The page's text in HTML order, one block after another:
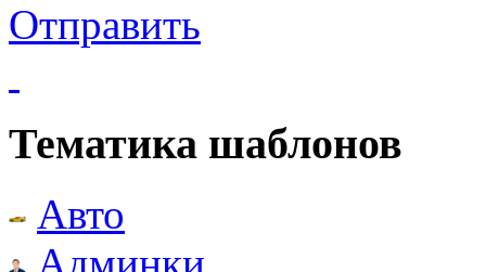
Отправить
Тематика шаблонов
Авто
Админки